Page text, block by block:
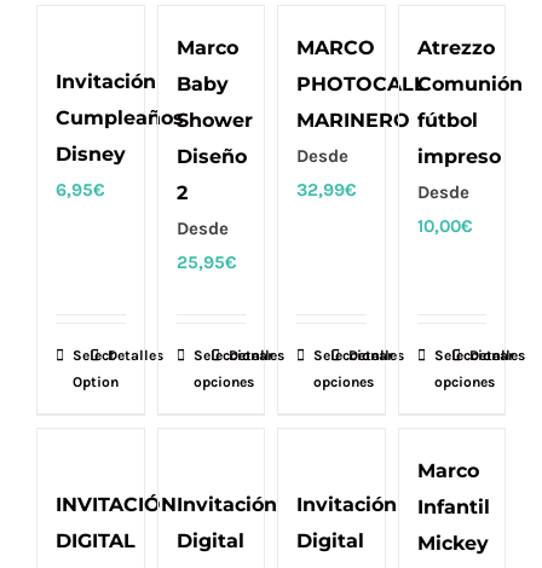
variantes.
de
múltiples
de
Invitación
Cumpleaños
Disney
6,95€
Select
Option
Detalles
Marco
Baby
Shower
Diseño
2
Desde
25,95€
Seleccionar
opciones
Este
producto
variantes.
Las
Detalles
MARCO
PHOTOCALL
MARINERO
Desde
32,99€
Seleccionar
opciones
Este
producto
variantes.
Las
Detalles
Atrezzo
Comunión
fútbol
impreso
Desde
10,00€
Seleccionar
opciones
Este
producto
variantes.
opciones
Detalles
INVITACIÓN
DIGITAL
Invitación
Digital
Invitación
Digital
Marco
Infantil
Mickey